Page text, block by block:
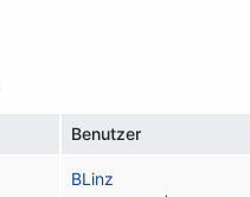
Benutzer
BLinz